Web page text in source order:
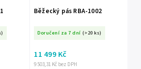
Běžecký pás RBA-1002
Doručení za 7 dní (>20 ks)
9 503,31 Kč bez DPH
11 499 Kč